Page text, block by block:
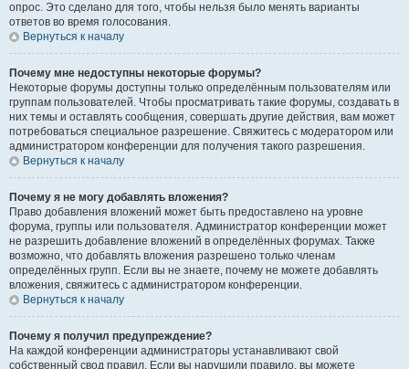
опрос. Это сделано для того, чтобы нельзя было менять варианты
ответов во время голосования.
Вернуться к началу
Почему мне недоступны некоторые форумы?
Некоторые форумы доступны только определённым пользователям или
группам пользователей. Чтобы просматривать такие форумы, создавать в
них темы и оставлять сообщения, совершать другие действия, вам может
потребоваться специальное разрешение. Свяжитесь с модератором или
администратором конференции для получения такого разрешения.
Вернуться к началу
Почему я не могу добавлять вложения?
Право добавления вложений может быть предоставлено на уровне
форума, группы или пользователя. Администратор конференции может
не разрешить добавление вложений в определённых форумах. Также
возможно, что добавлять вложения разрешено только членам
определённых групп. Если вы не знаете, почему не можете добавлять
вложения, свяжитесь с администратором конференции.
Вернуться к началу
Почему я получил предупреждение?
На каждой конференции администраторы устанавливают свой
собственный свод правил. Если вы нарушили правило, вы можете